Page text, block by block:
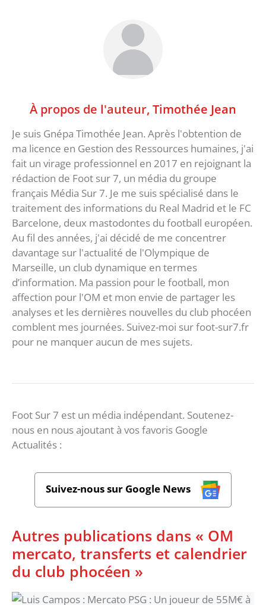
À propos de l'auteur, Timothée Jean
Je suis Gnépa Timothée Jean. Après l'obtention de
ma licence en Gestion des Ressources humaines, j'ai
fait un virage professionnel en 2017 en rejoignant la
rédaction de Foot sur 7, un média du groupe
français Média Sur 7. Je me suis spécialisé dans le
traitement des informations du Real Madrid et le FC
Barcelone, deux mastodontes du football européen.
Au fil des années, j'ai décidé de me concentrer
davantage sur l'actualité de l'Olympique de
Marseille, un club dynamique en termes
d’information. Ma passion pour le football, mon
affection pour l'OM et mon envie de partager les
analyses et les dernières nouvelles du club phocéen
comblent mes journées. Suivez-moi sur foot-sur7.fr
pour ne manquer aucun de mes sujets.
Foot Sur 7 est un média indépendant. Soutenez-
nous en nous ajoutant à vos favoris Google
Actualités :
Suivez-nous sur Google News
Autres publications dans « OM
mercato, transferts et calendrier
du club phocéen »